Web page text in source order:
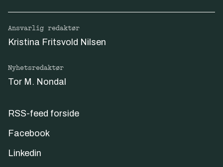
Ansvarlig redaktør
Kristina Fritsvold Nilsen
Nyhetsredaktør
Tor M. Nondal
RSS-feed forside
Facebook
Linkedin